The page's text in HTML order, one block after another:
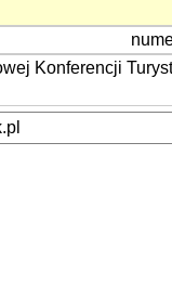
Konferencji